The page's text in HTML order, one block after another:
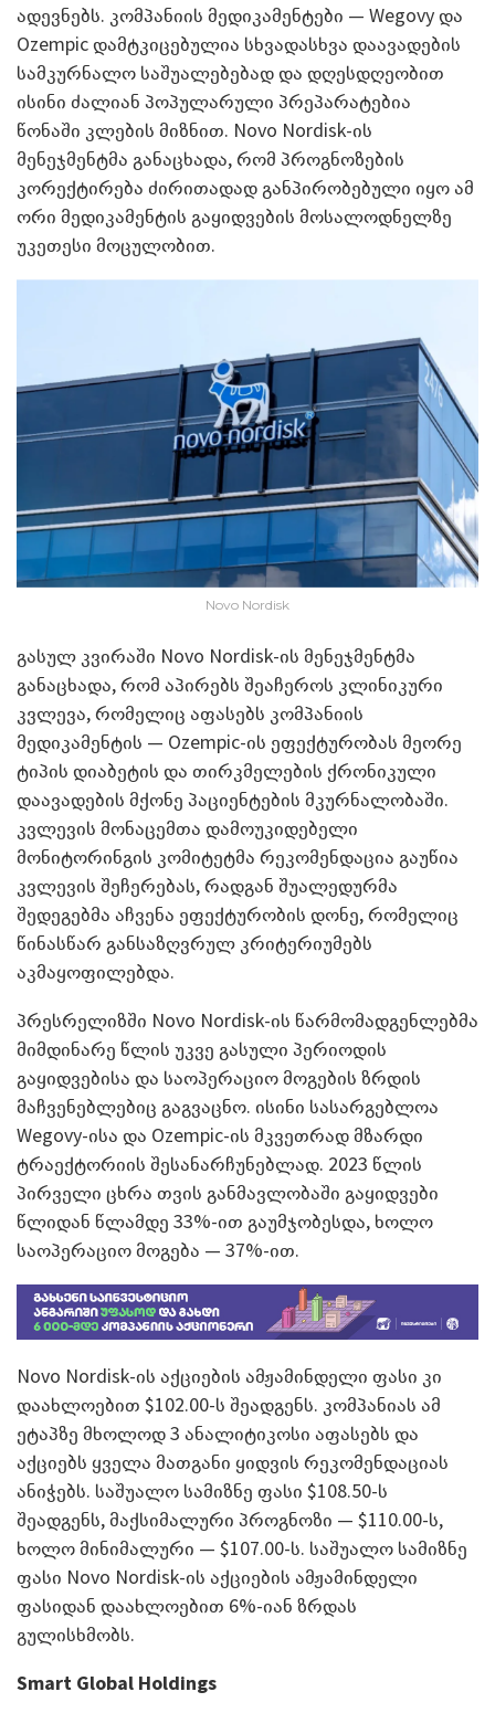
ადევნებს. კომპანიის მედიკამენტები — Wegovy და
Ozempic დამტკიცებულია სხვადასხვა დაავადების
სამკურნალო საშუალებებად და დღესდღეობით
ისინი ძალიან პოპულარული პრეპარატებია
წონაში კლების მიზნით. Novo Nordisk-ის
მენეჯმენტმა განაცხადა, რომ პროგნოზების
კორექტირება ძირითადად განპირობებული იყო ამ
ორი მედიკამენტის გაყიდვების მოსალოდნელზე
უკეთესი მოცულობით.
Novo Nordisk
გასულ კვირაში Novo Nordisk-ის მენეჯმენტმა
განაცხადა, რომ აპირებს შეაჩეროს კლინიკური
კვლევა, რომელიც აფასებს კომპანიის
მედიკამენტის — Ozempic-ის ეფექტურობას მეორე
ტიპის დიაბეტის და თირკმელების ქრონიკული
დაავადების მქონე პაციენტების მკურნალობაში.
კვლევის მონაცემთა დამოუკიდებელი
მონიტორინგის კომიტეტმა რეკომენდაცია გაუწია
კვლევის შეჩერებას, რადგან შუალედურმა
შედეგებმა აჩვენა ეფექტურობის დონე, რომელიც
წინასწარ განსაზღვრულ კრიტერიუმებს
აკმაყოფილებდა.
პრესრელიზში Novo Nordisk-ის წარმომადგენლებმა
მიმდინარე წლის უკვე გასული პერიოდის
გაყიდვებისა და საოპერაციო მოგების ზრდის
მაჩვენებლებიც გაგვაცნო. ისინი სასარგებლოა
Wegovy-ისა და Ozempic-ის მკვეთრად მზარდი
ტრაექტორიის შესანარჩუნებლად. 2023 წლის
პირველი ცხრა თვის განმავლობაში გაყიდვები
წლიდან წლამდე 33%-ით გაუმჯობესდა, ხოლო
საოპერაციო მოგება — 37%-ით.
Novo Nordisk-ის აქციების ამჟამინდელი ფასი კი
დაახლოებით $102.00-ს შეადგენს. კომპანიას ამ
ეტაპზე მხოლოდ 3 ანალიტიკოსი აფასებს და
აქციებს ყველა მათგანი ყიდვის რეკომენდაციას
ანიჭებს. საშუალო სამიზნე ფასი $108.50-ს
შეადგენს, მაქსიმალური პროგნოზი — $110.00-ს,
ხოლო მინიმალური — $107.00-ს. საშუალო სამიზნე
ფასი Novo Nordisk-ის აქციების ამჟამინდელი
ფასიდან დაახლოებით 6%-იან ზრდას
გულისხმობს.
Smart Global Holdings